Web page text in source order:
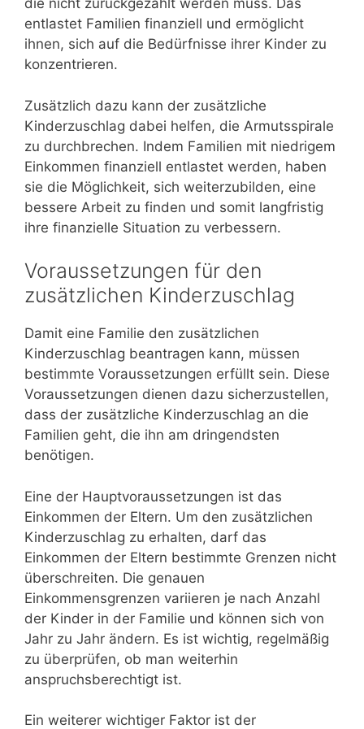
die nicht zurückgezahlt werden muss. Das
entlastet Familien finanziell und ermöglicht
ihnen, sich auf die Bedürfnisse ihrer Kinder zu
konzentrieren.
Zusätzlich dazu kann der zusätzliche
Kinderzuschlag dabei helfen, die Armutsspirale
zu durchbrechen. Indem Familien mit niedrigem
Einkommen finanziell entlastet werden, haben
sie die Möglichkeit, sich weiterzubilden, eine
bessere Arbeit zu finden und somit langfristig
ihre finanzielle Situation zu verbessern.
Voraussetzungen für den
zusätzlichen Kinderzuschlag
Damit eine Familie den zusätzlichen
Kinderzuschlag beantragen kann, müssen
bestimmte Voraussetzungen erfüllt sein. Diese
Voraussetzungen dienen dazu sicherzustellen,
dass der zusätzliche Kinderzuschlag an die
Familien geht, die ihn am dringendsten
benötigen.
Eine der Hauptvoraussetzungen ist das
Einkommen der Eltern. Um den zusätzlichen
Kinderzuschlag zu erhalten, darf das
Einkommen der Eltern bestimmte Grenzen nicht
überschreiten. Die genauen
Einkommensgrenzen variieren je nach Anzahl
der Kinder in der Familie und können sich von
Jahr zu Jahr ändern. Es ist wichtig, regelmäßig
zu überprüfen, ob man weiterhin
anspruchsberechtigt ist.
Ein weiterer wichtiger Faktor ist der